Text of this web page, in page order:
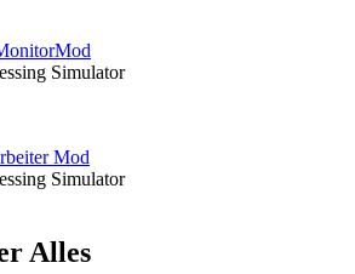
Simulator
Mod
Simulator
Alles